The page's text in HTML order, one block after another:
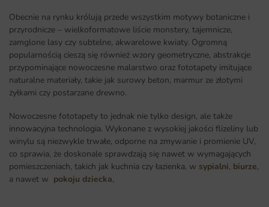
Obecnie na rynku królują przede wszystkim motywy botaniczne i
przyrodnicze – wielkoformatowe liście monstery, tajemnicze,
zamglone lasy czy subtelne, akwarelowe kwiaty. Ogromną
popularnością cieszą się również wzory geometryczne, abstrakcje
przypominające nowoczesne malarstwo oraz fototapety imitujące
naturalne materiały, takie jak surowy beton, marmur ze złotymi
żyłkami czy postarzane drewno.
Nowoczesne fototapety to jednak nie tylko design, ale także
innowacyjna technologia. Wykonane z wysokiej jakości flizeliny lub
winylu są niezwykle trwałe, odporne na zmywanie i promienie UV,
co sprawia, że doskonale sprawdzają się nawet w wymagających
pomieszczeniach, takich jak kuchnia czy łazienka, w sypialni, biurze,
a nawet w pokoju dziecka,